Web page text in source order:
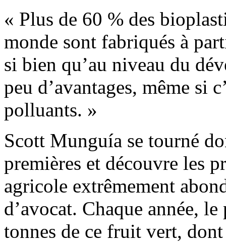
« Plus de 60 % des
monde sont fabriqués à
si bien qu’au niveau du
peu d’avantages, même si
polluants. »
Scott Munguía se tourné
premières et découvre les
agricole extrêmement
d’avocat. Chaque année,
tonnes de ce fruit vert,